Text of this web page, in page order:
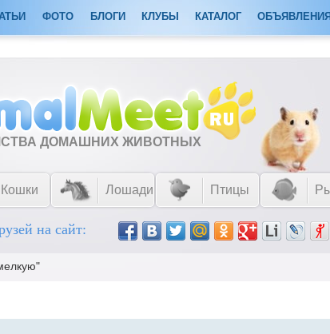
ФОТО БЛОГИ КЛУБЫ КАТАЛОГ ОБЪЯВЛЕНИЯ
ДОМАШНИХ ЖИВОТНЫХ
Кошки Лошади Птицы
на сайт: